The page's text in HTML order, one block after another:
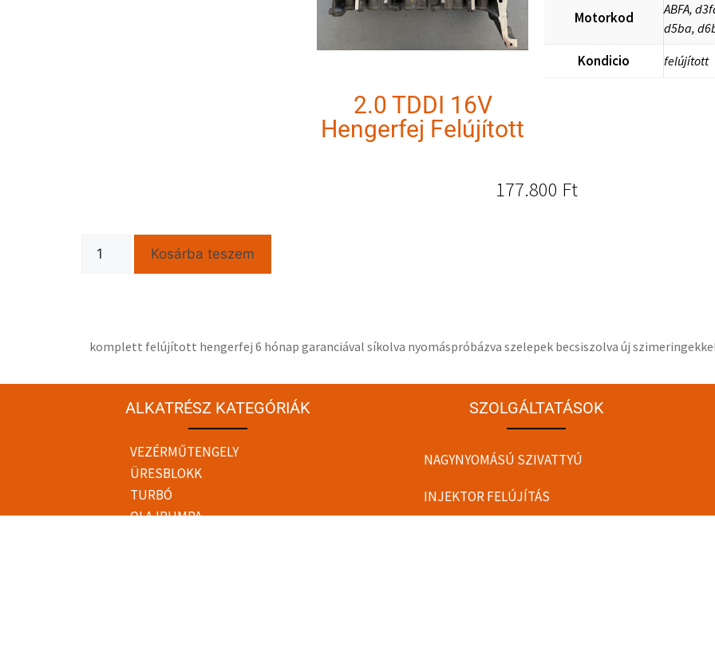
2.0 TDDI 16V
Hengerfej Felújított
Motorkod
ABFA,
d5ba,
Kondicio felújított
177.800 Ft
Kosárba teszem
komplett felújított hengerfej 6 hónap garanciával síkolva nyomáspróbázva szelepek becsiszolva új
ALKATRÉSZ KATEGÓRIÁK
VEZÉRMŰTENGELY
ÜRESBLOKK
TURBÓ
OLAJPUMPA
SZOLGÁLTATÁSOK
NAGYNYOMÁSÚ SZIVATTYÚ
INJEKTOR FELÚJÍTÁS